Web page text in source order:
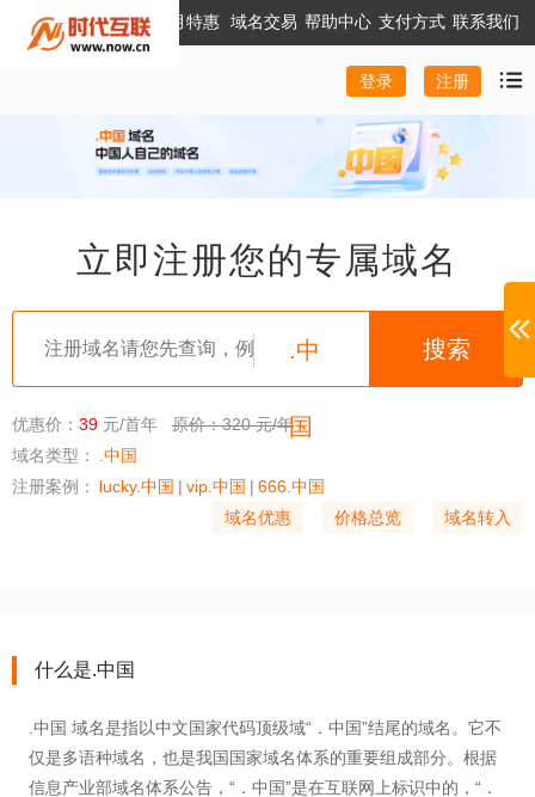
本月特惠 域名交易 帮助中心 支付方式 联系我们
登录 注册
立即注册您的专属域名
.中
国
优惠价： 39 元/首年
原价：320 元/年
域名类型：
.中国
注册案例：
lucky.中国 | vip.中国 | 666.中国
域名优惠
价格总览 域名转入
什么是.中国
.中国 域名是指以中文国家代码顶级域“．中国”结尾的域名。它不
仅是多语种域名，也是我国国家域名体系的重要组成部分。根据
信息产业部域名体系公告，“．中国”是在互联网上标识中的，“．